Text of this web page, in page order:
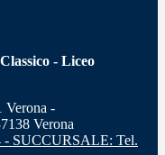
- Liceo
Verona -
Verona
- SUCCURSALE: Tel.